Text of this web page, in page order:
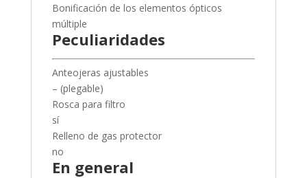
Bonificación de los elementos ópticos
múltiple
Peculiaridades
Anteojeras ajustables
– (plegable)
Rosca para filtro
sí
Relleno de gas protector
no
En general